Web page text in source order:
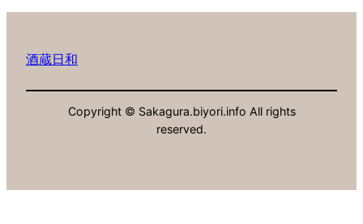
酒蔵日和
Copyright © Sakagura.biyori.info All rights
reserved.